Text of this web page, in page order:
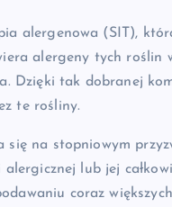
alergenowa (SIT),
alergeny tych roślin
Dzięki tak dobranej
te rośliny.
na stopniowym
lub jej
coraz